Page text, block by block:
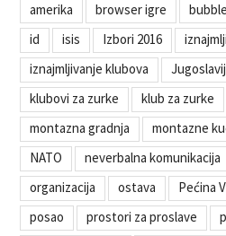
amerika browser igre
id
isis Izbori 2016
iznajmljivanje klubova
klubovi za zurke
klub za zurke
montazna gradnja
montazne
NATO
neverbalna komunikacija
organizacija
ostava Pećina
posao
prostori za proslave